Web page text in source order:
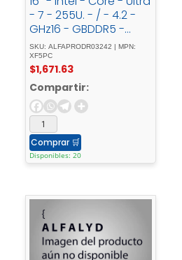
- 7 - 255U. - / - 4.2 -
GHz16 - GBDDR5 -
SDRAM512 - GB -
SSDIntegrated -
graphics
SKU: ALFAPRODR03242 | MPN:
XF5PC
$1,671.63
Compartir:
Comprar 🛒
Disponibles: 20